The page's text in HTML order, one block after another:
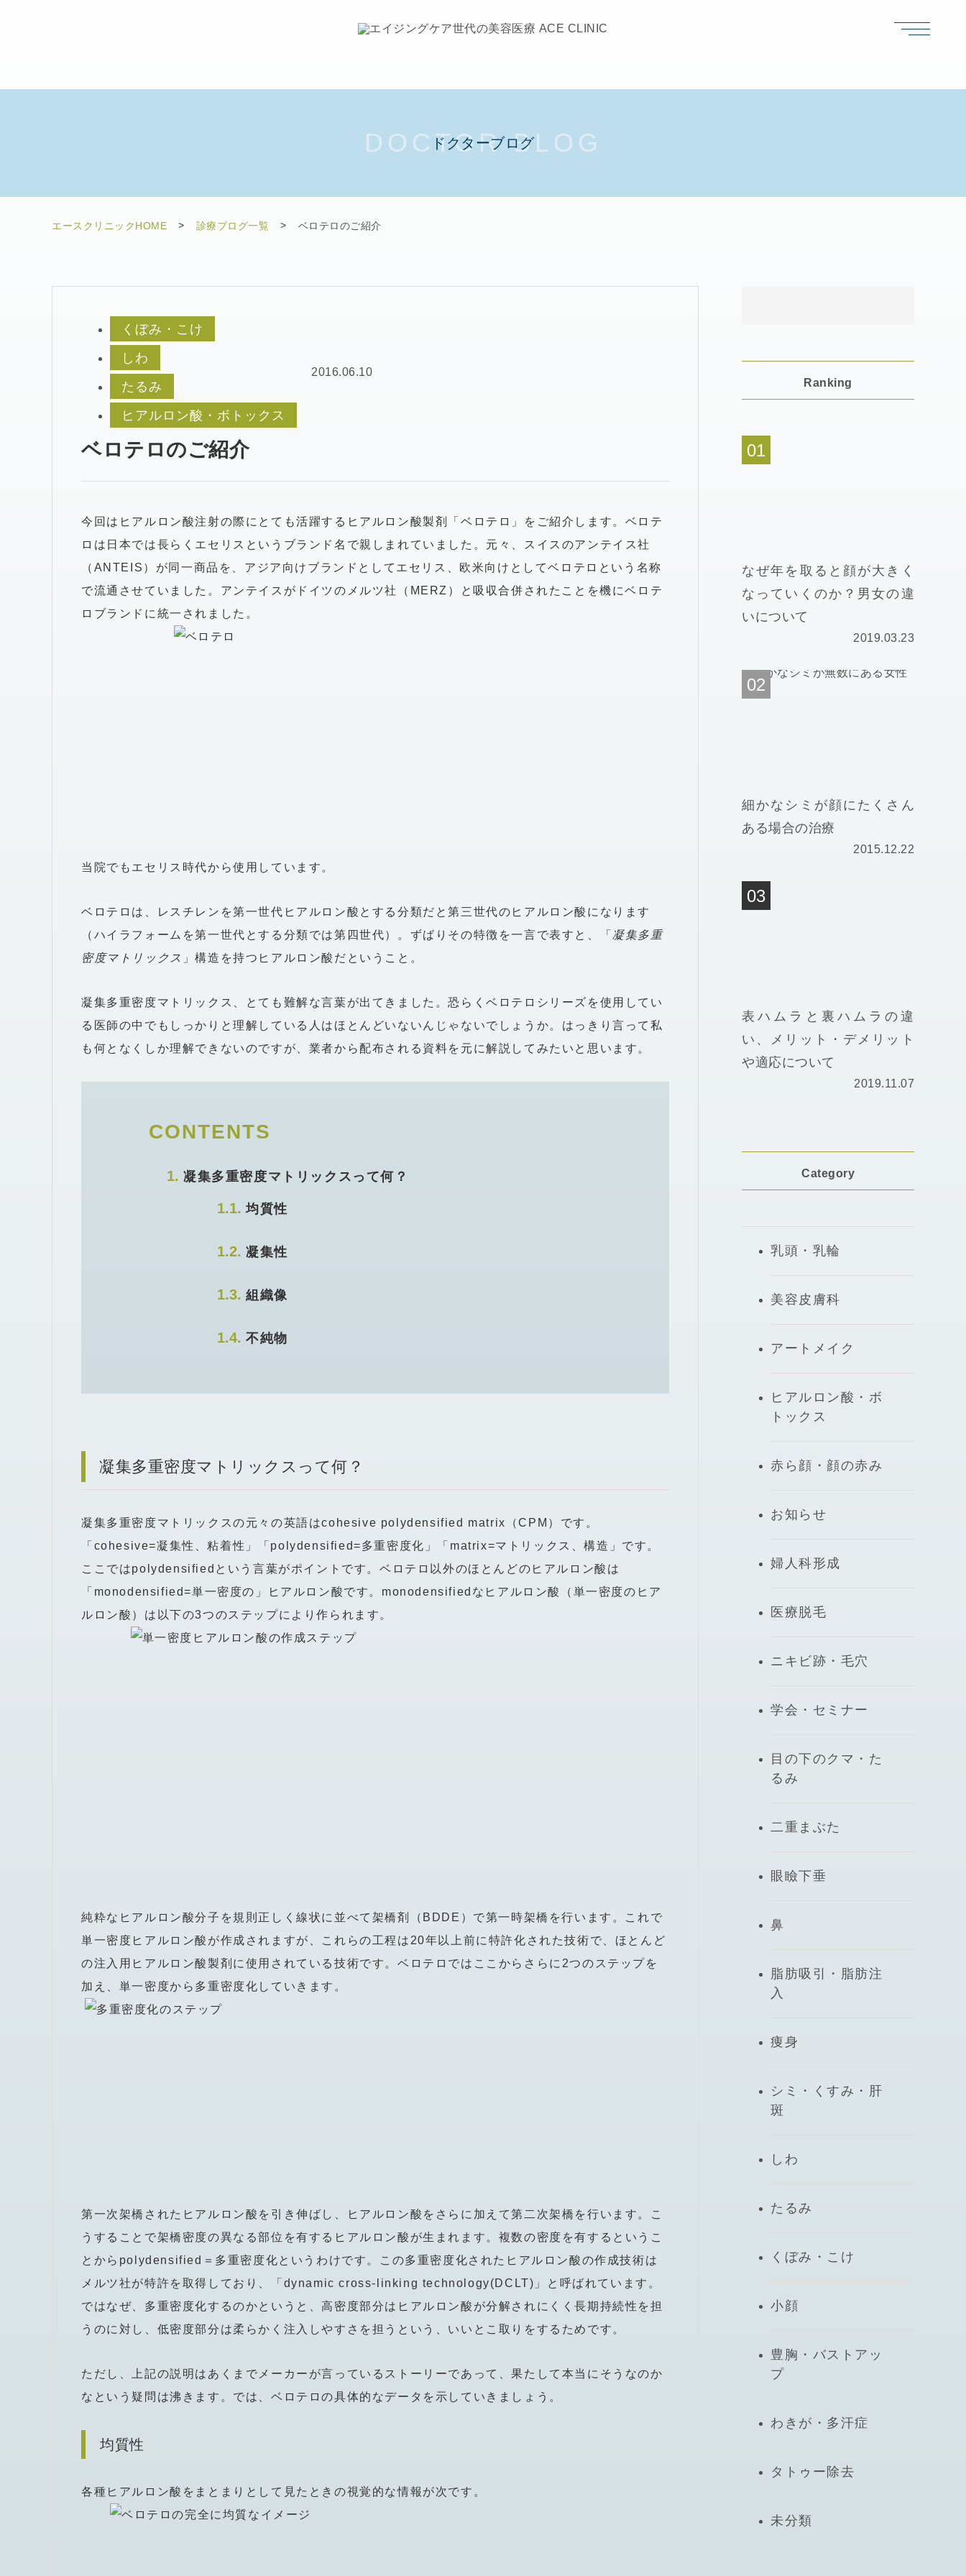
ドクターブログ
エースクリニックHOME 診療ブログ一覧 ベロテロのご紹介
くぼみ・こけ
しわ
たるみ
ヒアルロン酸・ボトックス
2016.06.10
ベロテロのご紹介
今回はヒアルロン酸注射の際にとても活躍するヒアルロン酸製剤「ベロテロ」をご紹介します。ベロテ
ロは日本では長らくエセリスというブランド名で親しまれていました。元々、スイスのアンテイス社
（ANTEIS）が同一商品を、アジア向けブランドとしてエセリス、欧米向けとしてベロテロという名称
で流通させていました。アンテイスがドイツのメルツ社（MERZ）と吸収合併されたことを機にベロテ
ロブランドに統一されました。
当院でもエセリス時代から使用しています。
ベロテロは、レスチレンを第一世代ヒアルロン酸とする分類だと第三世代のヒアルロン酸になります
（ハイラフォームを第一世代とする分類では第四世代）。ずばりその特徴を一言で表すと、「 凝集多重
密度マトリックス 」構造を持つヒアルロン酸だということ。
凝集多重密度マトリックス、とても難解な言葉が出てきました。恐らくベロテロシリーズを使用してい
る医師の中でもしっかりと理解している人はほとんどいないんじゃないでしょうか。はっきり言って私
も何となくしか理解できないのですが、業者から配布される資料を元に解説してみたいと思います。
CONTENTS
凝集多重密度マトリックスって何？
均質性
凝集性
組織像
不純物
凝集多重密度マトリックスって何？
凝集多重密度マトリックスの元々の英語はcohesive polydensified matrix（CPM）です。
「cohesive=凝集性、粘着性」「polydensified=多重密度化」「matrix=マトリックス、構造」です。
ここではpolydensifiedという言葉がポイントです。ベロテロ以外のほとんどのヒアルロン酸は
「monodensified=単一密度の」ヒアルロン酸です。monodensifiedなヒアルロン酸（単一密度のヒア
ルロン酸）は以下の3つのステップにより作られます。
純粋なヒアルロン酸分子を規則正しく線状に並べて架橋剤（BDDE）で第一時架橋を行います。これで
単一密度ヒアルロン酸が作成されますが、これらの工程は20年以上前に特許化された技術で、ほとんど
の注入用ヒアルロン酸製剤に使用されている技術です。ベロテロではここからさらに2つのステップを
加え、単一密度から多重密度化していきます。
第一次架橋されたヒアルロン酸を引き伸ばし、ヒアルロン酸をさらに加えて第二次架橋を行います。こ
うすることで架橋密度の異なる部位を有するヒアルロン酸が生まれます。複数の密度を有するというこ
とからpolydensified＝多重密度化というわけです。この多重密度化されたヒアルロン酸の作成技術は
メルツ社が特許を取得しており、「dynamic cross-linking technology(DCLT)」と呼ばれています。
ではなぜ、多重密度化するのかというと、高密度部分はヒアルロン酸が分解されにくく長期持続性を担
うのに対し、低密度部分は柔らかく注入しやすさを担うという、いいとこ取りをするためです。
ただし、上記の説明はあくまでメーカーが言っているストーリーであって、果たして本当にそうなのか
なという疑問は沸きます。では、ベロテロの具体的なデータを示していきましょう。
均質性
各種ヒアルロン酸をまとまりとして見たときの視覚的な情報が次です。
Ranking
なぜ年を取ると顔が大きく
なっていくのか？男女の違
いについて
2019.03.23
細かなシミが顔にたくさん
ある場合の治療
2015.12.22
表ハムラと裏ハムラの違
い、メリット・デメリット
や適応について
2019.11.07
Category
乳頭・乳輪
美容皮膚科
アートメイク
ヒアルロン酸・ボ
トックス
赤ら顔・顔の赤み
お知らせ
婦人科形成
医療脱毛
ニキビ跡・毛穴
学会・セミナー
目の下のクマ・た
るみ
二重まぶた
眼瞼下垂
鼻
脂肪吸引・脂肪注
入
痩身
シミ・くすみ・肝
斑
しわ
たるみ
くぼみ・こけ
小顔
豊胸・バストアッ
プ
わきが・多汗症
タトゥー除去
未分類